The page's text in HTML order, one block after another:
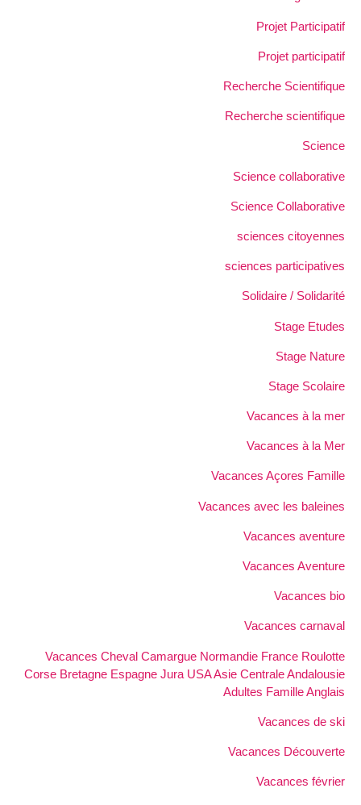
Projet Participatif
Projet participatif
Recherche Scientifique
Recherche scientifique
Science
Science collaborative
Science Collaborative
sciences citoyennes
sciences participatives
Solidaire / Solidarité
Stage Etudes
Stage Nature
Stage Scolaire
Vacances à la mer
Vacances à la Mer
Vacances Açores Famille
Vacances avec les baleines
Vacances aventure
Vacances Aventure
Vacances bio
Vacances carnaval
Vacances Cheval Camargue Normandie France Roulotte
Corse Bretagne Espagne Jura USA Asie Centrale Andalousie
Adultes Famille Anglais
Vacances de ski
Vacances Découverte
Vacances février